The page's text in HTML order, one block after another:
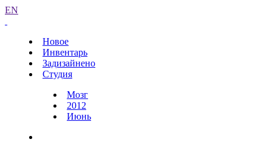
EN
Новое
Инвентарь
Задизайнено
Студия
Мозг
2012
Июнь